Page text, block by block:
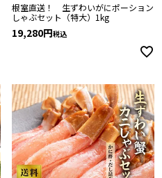
根室直送！ 生ずわいがにポーション
しゃぶセット（特大）1kg
19,280 税込